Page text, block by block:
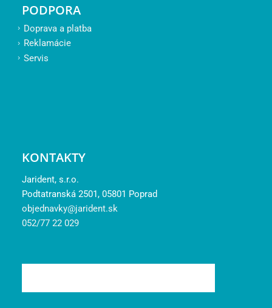
PODPORA
Doprava a platba
Reklamácie
Servis
KONTAKTY
Jarident, s.r.o.
Podtatranská 2501, 05801 Poprad
objednavky@jarident.sk
052/77 22 029